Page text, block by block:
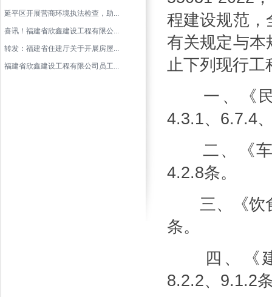
延平区开展营商环境执法检查，助...
喜讯！福建省欣鑫建设工程有限公...
转发：福建省住建厅关于开展房屋...
福建省欣鑫建设工程有限公司员工...
程建设规范，
有关规定与本
止下列现行工
一、《民
4.3.1、6.7.4
二、《车
4.2.8条。
三、《饮食
条。
四、《建
8.2.2、9.1.2